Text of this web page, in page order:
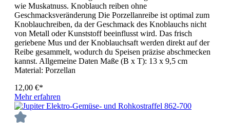
wie Muskatnuss. Knoblauch reiben ohne
Geschmacksveränderung Die Porzellanreibe ist optimal zum
Knoblauchreiben, da der Geschmack des Knoblauchs nicht
von Metall oder Kunststoff beeinflusst wird. Das frisch
geriebene Mus und der Knoblauchsaft werden direkt auf der
Reibe gesammelt, wodurch du Speisen präzise abschmecken
kannst. Allgemeine Daten Maße (B x T): 13 x 9,5 cm
Material: Porzellan
12,00 €*
Mehr erfahren